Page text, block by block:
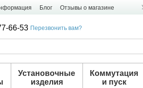
Блог Отзывы о магазине
66-53 Перезвонить вам?
Установочные
изделия
Коммутация
и пуск